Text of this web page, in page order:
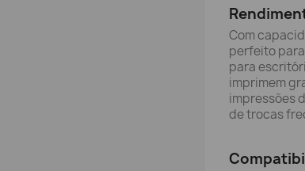
Com
perfeito
para
imprimem
impressões
de trocas